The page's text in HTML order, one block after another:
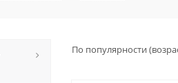
По популярности